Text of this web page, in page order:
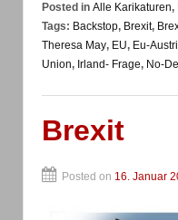
Posted in Alle Karikaturen,
Tags: Backstop, Brexit,
Theresa May, EU, Eu-
Union, Irland- Frage, No-
Brexit
Posted on 16. Januar